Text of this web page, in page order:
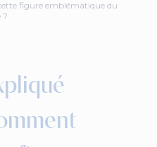
figure emblématique du
?